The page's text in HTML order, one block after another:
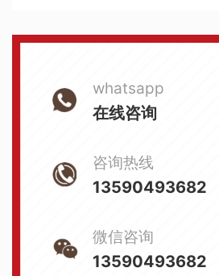
whatsapp
在线咨询
咨询热线
13590493682
微信咨询
13590493682